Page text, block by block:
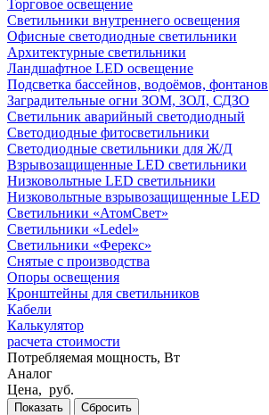
Торговое освещение
Светильники внутреннего освещения
Офисные светодиодные светильники
Архитектурные светильники
Ландшафтное LED освещение
Подсветка бассейнов, водоёмов, фонтанов
Заградительные огни ЗОМ, ЗОЛ, СДЗО
Светильник аварийный светодиодный
Светодиодные фитосветильники
Светодиодные светильники для Ж/Д
Взрывозащищенные LED светильники
Низковольтные LED светильники
Низковольтные взрывозащищенные LED
Светильники «АтомСвет»
Светильники «Ledel»
Светильники «Ферекс»
Снятые с производства
Опоры освещения
Кронштейны для светильников
Кабели
Калькулятор
расчета стоимости
Потребляемая мощность, Вт
Аналог
Цена, руб.
Показать Сбросить